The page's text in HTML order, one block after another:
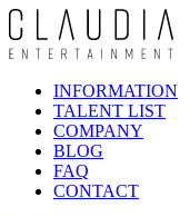
INFORMATION
TALENT LIST
COMPANY
BLOG
FAQ
CONTACT